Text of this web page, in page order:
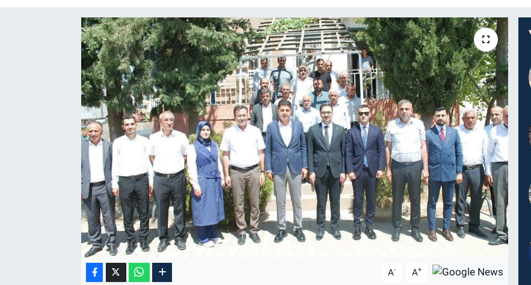
A- A+
Kültür Sanat
BİLİM VE TEKNOLOJİ
Şambayat Haber
Haber Arşivi